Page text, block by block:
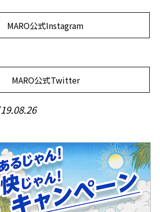
MARO公式Instagram
MARO公式Twitter
19.08.26